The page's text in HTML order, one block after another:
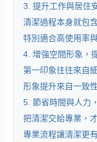
3. 提升工作與居住
清潔過程本身就包
特別適合高使用率
4. 增強空間形象，
第一印象往往來自
形象提升來自一致
5. 節省時間與人力
把清潔交給專業，
專業流程讓清潔更